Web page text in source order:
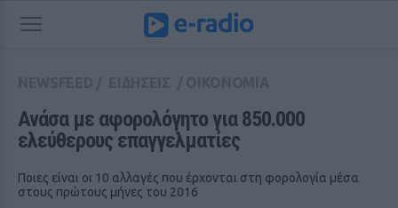
Ανάσα με αφορολόγητο για 850.000
ελεύθερους επαγγελματίες
Ποιες είναι οι 10 αλλαγές που έρχονται στη φορολογία μέσα
στους πρώτους μήνες του 2016